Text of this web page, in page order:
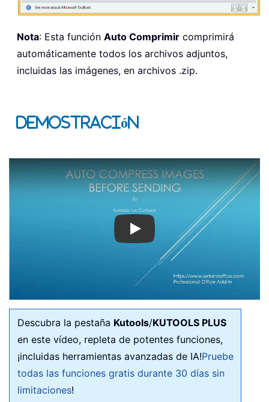
Nota: Esta función Auto Comprimir comprimirá
automáticamente todos los archivos adjuntos,
incluidas las imágenes, en archivos .zip.
Demostración
Play
Descubra la pestaña Kutools/KUTOOLS PLUS
en este vídeo, repleta de potentes funciones,
¡incluidas herramientas avanzadas de IA!Pruebe
todas las funciones gratis durante 30 días sin
limitaciones!